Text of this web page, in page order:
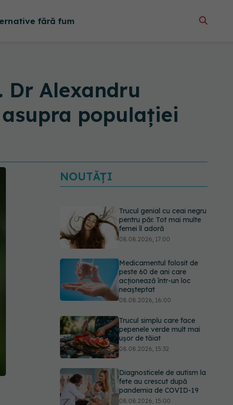
fără fum
Dr Alexandru
populației
NOUTĂȚI
Trucul genial cu ceai negru
pentru păr. Tot mai multe
femei îl adoră
08.08.2026, 17:00
Medicamentul folosit de
peste 60 de ani care
acționează într-un loc
neașteptat
08.08.2026, 16:00
Trucul simplu care face
pepenele verde mult mai
ușor de tăiat
08.08.2026, 15:32
Diagnosticele de autism la
fete au crescut după
pandemia de COVID-19
08.08.2026, 15:00